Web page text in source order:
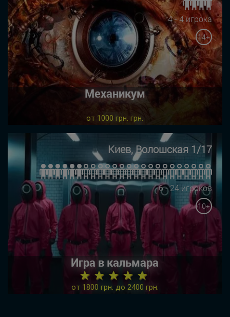
4 - 4 игрока
14+
Механикум
от 1000 грн. грн.
Киев, Волошская 1/17
6 - 24 игроков
10+
Игра в кальмара
★ ★ ★ ★ ★
от 1800 грн. до 2400 грн.